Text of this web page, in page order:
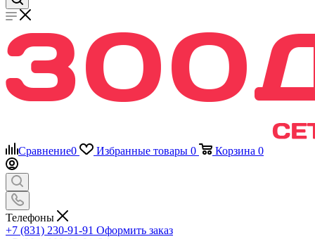
Сравнение0 Избранные товары 0 Корзина 0
Телефоны
+7 (831) 230-91-91 Оформить заказ